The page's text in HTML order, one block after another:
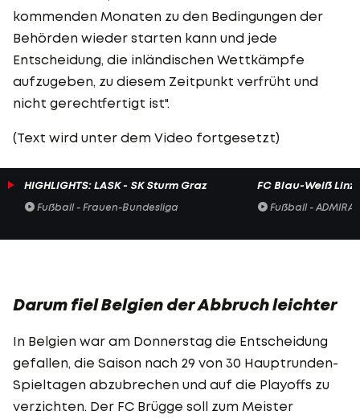
kommenden Monaten zu den Bedingungen der
Behörden wieder starten kann und jede
Entscheidung, die inländischen Wettkämpfe
aufzugeben, zu diesem Zeitpunkt verfrüht und
nicht gerechtfertigt ist".
(Text wird unter dem Video fortgesetzt)
HIGHLIGHTS: LASK - SK Sturm Graz
Fußball - Frauen-Bundesliga
FC Blau-Weiß Linz
Fußball -
Darum fiel Belgien der Abbruch leichter
In Belgien war am Donnerstag die Entscheidung
gefallen, die Saison nach 29 von 30 Hauptrunden-
Spieltagen abzubrechen und auf die Playoffs zu
verzichten. Der FC Brügge soll zum Meister